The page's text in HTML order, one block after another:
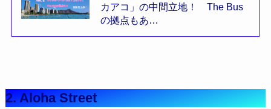
カアコ」の中間立地！ The Bus
の拠点もあ…
2. Aloha Street